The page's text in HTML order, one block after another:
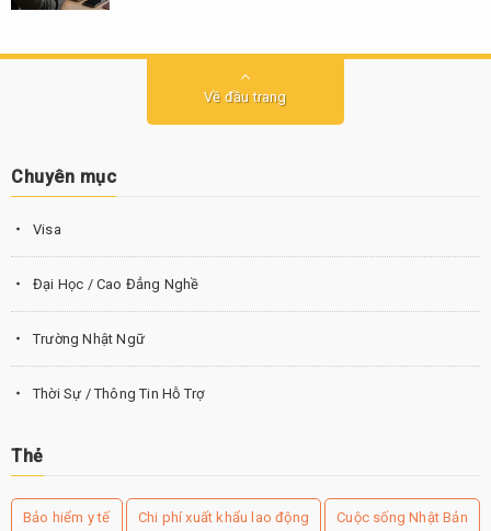
Về đầu trang
Chuyên mục
Visa
Đại Học / Cao Đẳng Nghề
Trường Nhật Ngữ
Thời Sự / Thông Tin Hỗ Trợ
Thẻ
Bảo hiểm y tế Chi phí xuất khẩu lao động Cuộc sống Nhật Bản